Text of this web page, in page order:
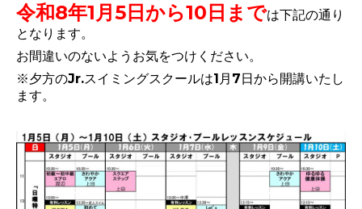
令和8年1月5日から10日までは下記の通り
となります。
お間違いのないようお気をつけください。
※夕方のJr.スイミングスクールは1月7日から開講いたし
ます。